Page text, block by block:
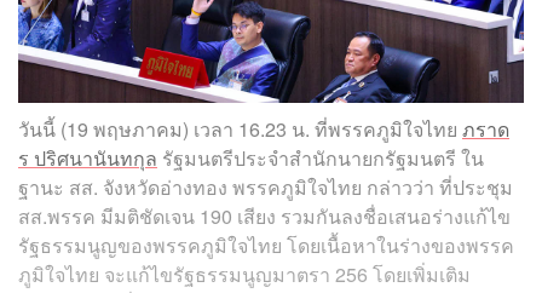
วันนี้ (19 พฤษภาคม) เวลา 16.23 น. ที่พรรคภูมิใจไทย ภราด
ร ปริศนานันทกุล รัฐมนตรีประจำสำนักนายกรัฐมนตรี ใน
ฐานะ สส. จังหวัดอ่างทอง พรรคภูมิใจไทย กล่าวว่า ที่ประชุม
สส.พรรค มีมติชัดเจน 190 เสียง รวมกันลงชื่อเสนอร่างแก้ไข
รัฐธรรมนูญของพรรคภูมิใจไทย โดยเนื้อหาในร่างของพรรค
ภูมิใจไทย จะแก้ไขรัฐธรรมนูญมาตรา 256 โดยเพิ่มเติม